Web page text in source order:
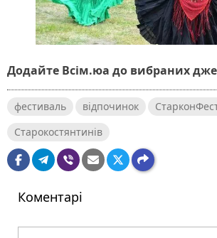
Додайте Всім.юа до вибраних
фестиваль відпочинок
Старокостянтинів
Коментарі